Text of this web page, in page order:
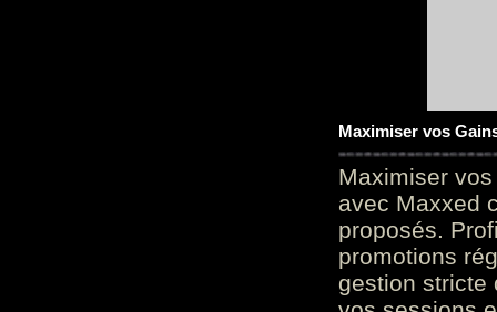
Maximiser vos
Maximiser
avec Maxxed
proposés.
promotions
gestion stricte